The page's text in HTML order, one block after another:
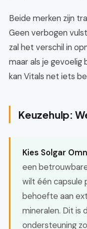
Beide merken zijn
Geen verbogen
zal het verschil in
maar als je
kan Vitals net iets
Keuzehulp:
Kies Solgar
een
wilt één capsule
behoefte aan
mineralen. Dit is
ondersteuning